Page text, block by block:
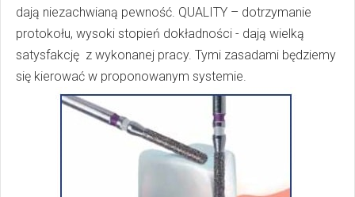
dają niezachwianą pewność. QUALITY – dotrzymanie
protokołu, wysoki stopień dokładności - dają wielką
satysfakcję z wykonanej pracy. Tymi zasadami będziemy
się kierować w proponowanym systemie.